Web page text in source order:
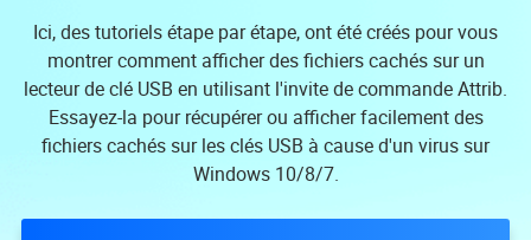
Ici, des tutoriels étape par étape, ont été créés pour vous
montrer comment afficher des fichiers cachés sur un
lecteur de clé USB en utilisant l'invite de commande Attrib.
Essayez-la pour récupérer ou afficher facilement des
fichiers cachés sur les clés USB à cause d'un virus sur
Windows 10/8/7.